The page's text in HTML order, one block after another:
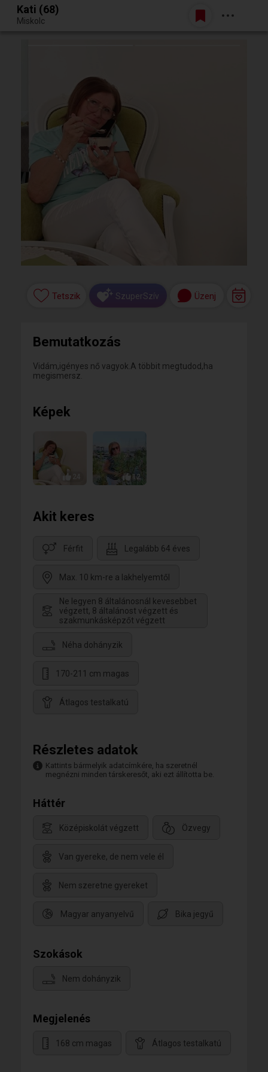
Egy jó randiból bármi lehet.
Belépés
Kati (68)
Miskolc
Tetszik SzuperSzív Üzenj
Bemutatkozás
Vidám,igényes nő vagyok.A többit megtudod,ha
megismersz.
Képek
12
Akit keres
Férfit Legalább 64 éves
Max. 10 km-re a lakhelyemtől
Ne legyen 8 általánosnál kevesebbet
végzett, 8 általánost végzett és
szakmunkásképzőt végzett
Néha dohányzik
170-211 cm magas
Átlagos testalkatú
Részletes adatok
Kattints bármelyik adatcímkére, ha szeretnél
megnézni minden társkeresőt, aki ezt állította be.
Háttér
Középiskolát végzett Özvegy
Van gyereke, de nem vele él
Nem szeretne gyereket
Magyar anyanyelvű Bika jegyű
Szokások
Nem dohányzik
Megjelenés
168 cm magas Átlagos testalkatú